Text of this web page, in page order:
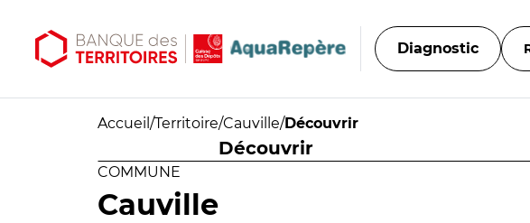
Diagnostic
Accueil /Territoire/Cauville/Découvrir
Découvrir
COMMUNE
Cauville